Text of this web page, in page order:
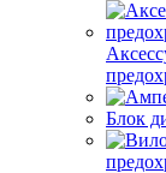
Блок